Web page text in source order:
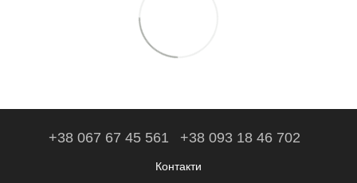
+38 067 67 45 561 +38 093 18 46 702
Контакти